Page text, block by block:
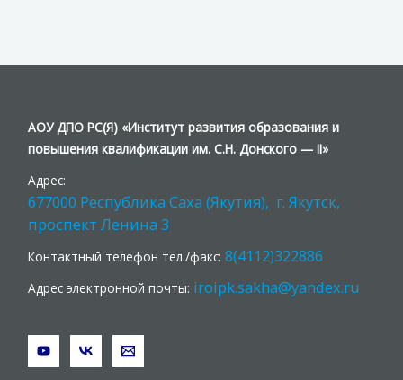
АОУ ДПО РС(Я) «Институт развития образования и
повышения квалификации им. С.Н. Донского — II»
Адрес:
677000 Республика Саха (Якутия), г. Якутск,
проспект Ленина 3
Контактный телефон тел./факс:8(4112)322886
Адрес электронной почты: iroipk.sakha@yandex.ru